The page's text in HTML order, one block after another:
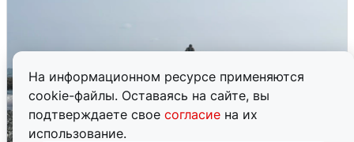
На информационном ресурсе применяются
cookie-файлы. Оставаясь на сайте, вы
подтверждаете свое согласие на их
использование.